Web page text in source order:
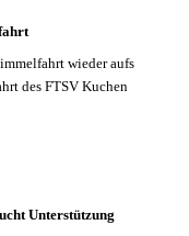
wieder aufs
des FTSV Kuchen
Unterstützung